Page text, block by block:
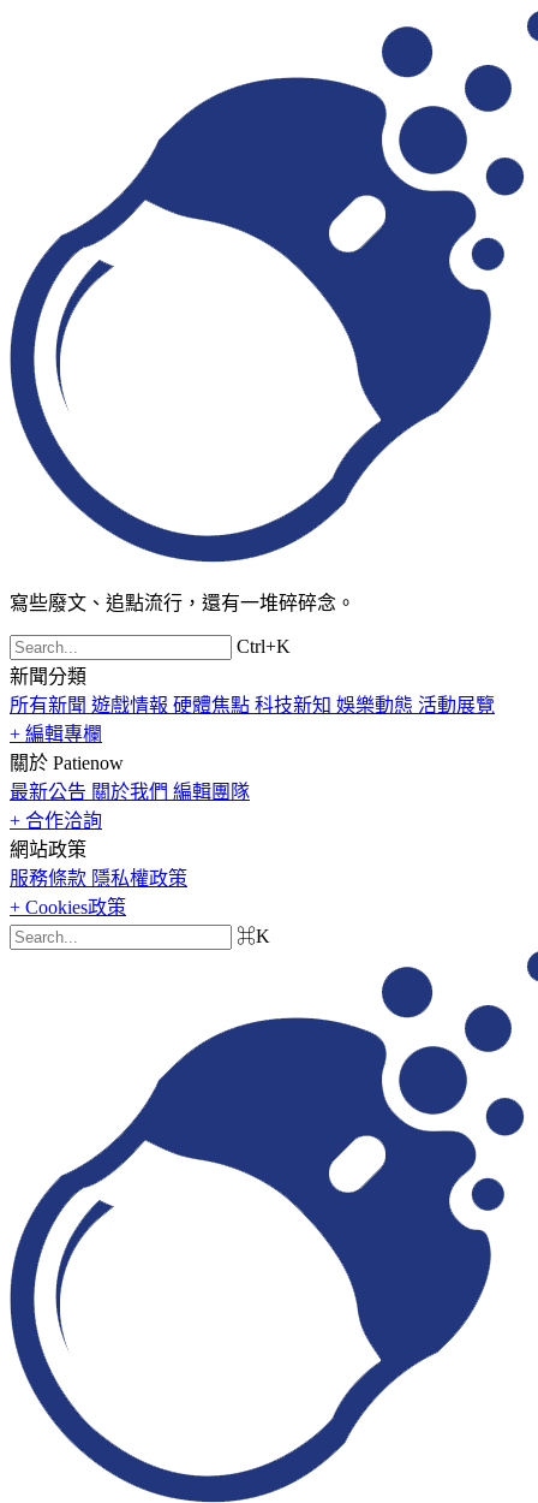
寫些廢文、追點流行，還有一堆碎碎念。
Ctrl+K
新聞分類
所有新聞 遊戲情報 硬體焦點 科技新知 娛樂動態 活動展覽
+ 編輯專欄
關於 Patienow
最新公告 關於我們 編輯團隊
+ 合作洽詢
網站政策
服務條款 隱私權政策
+ Cookies政策
⌘K